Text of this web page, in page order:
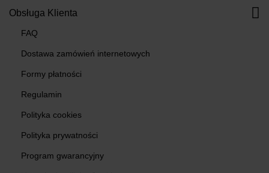
Obsługa Klienta
FAQ
Dostawa zamówień internetowych
Formy płatności
Regulamin
Polityka cookies
Polityka prywatności
Program gwarancyjny